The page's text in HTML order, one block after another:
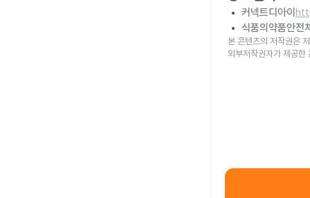
커넥트디아이
식품의약품안전
본 콘텐츠의 저작권은
외부저작권자가 제공한